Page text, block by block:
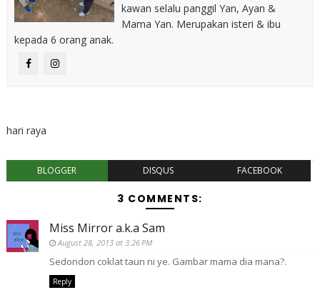
kawan selalu panggil Yan, Ayan &
Mama Yan. Merupakan isteri & ibu
kepada 6 orang anak.
hari raya
BLOGGER DISQUS FACEBOOK
3 COMMENTS:
Miss Mirror a.k.a Sam
August 28, 2013 at 3:26 PM
Sedondon coklat taun ni ye. Gambar mama dia mana?.
Reply